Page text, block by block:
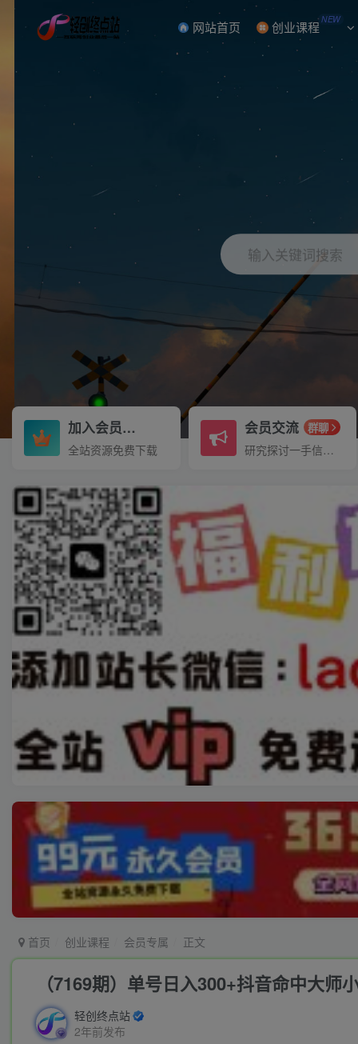
网站首页 创业课程 NEW
输入关键词搜索
加入会员3.3折
全站资源免费下载
会员交流 群聊
研究探讨一手信息差
首页 创业课程 会员专属 正文
（7169期）单号日入300+抖音命中大
轻创终点站
2年前发布